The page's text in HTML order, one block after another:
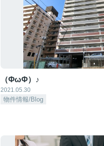
（ΦωΦ）♪
2021.05.30
物件情報/Blog